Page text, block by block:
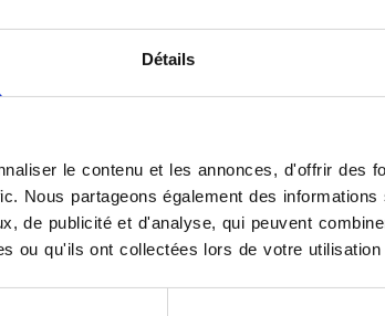
Détails
le contenu et les annonces, d'offrir des
Nous partageons également des
de publicité et d'analyse, qui peuvent
ou qu'ils ont collectées lors de votre